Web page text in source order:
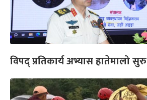
विपद् प्रतिकार्य अभ्यास हातेमालो सुरु